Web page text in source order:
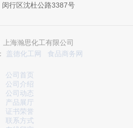
闵行区沈杜公路3387号
海瀚思化工有限公司
盖德化工网 食品商务网
公司首页
公司介绍
公司动态
产品展厅
证书荣誉
联系方式